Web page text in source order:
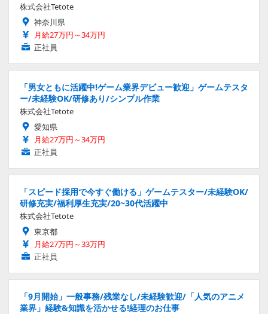
株式会社Tetote
神奈川県
月給27万円～34万円
正社員
「男女ともに活躍中!ゲーム業界デビュー歓迎」ゲームテスタ
ー/未経験OK/研修あり/シンプル作業
株式会社Tetote
愛知県
月給27万円～34万円
正社員
「スピード採用で今すぐ働ける」ゲームテスター/未経験OK/
研修充実/福利厚生充実/20~30代活躍中
株式会社Tetote
東京都
月給27万円～33万円
正社員
「9月開始」一般事務/残業なし/未経験歓迎/「人気のアニメ
業界」経験&知識を活かせる!経理のお仕事